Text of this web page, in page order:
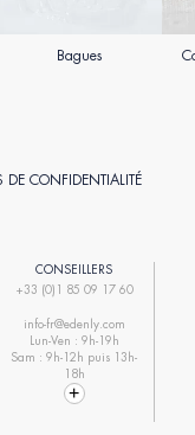
Bagues
DE CONFIDENTIALITÉ
CONSEILLERS
+33 (0)1 85 09 17 60
info-fr@edenly.com
Lun-Ven : 9h-19h
Sam : 9h-12h puis 13h-
18h